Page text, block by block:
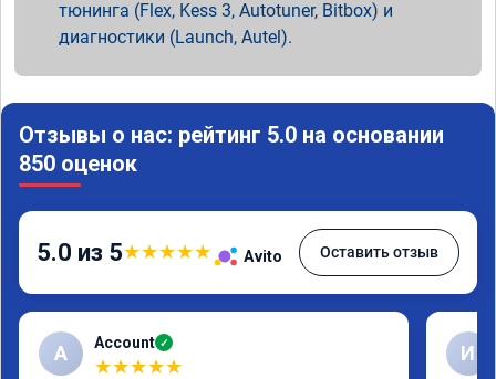
тюнинга (Flex, Kess 3, Autotuner, Bitbox) и
диагностики (Launch, Autel).
Отзывы о нас: рейтинг 5.0 на основании
850 оценок
5.0 из 5★★★★★ Avito Оставить отзыв
A Account ✓
★★★★★
И